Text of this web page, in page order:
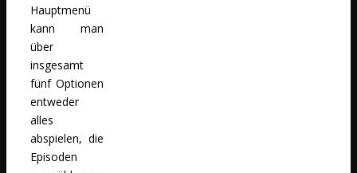
Hauptmenü
kann man
über
insgesamt
fünf Optionen
entweder
alles
abspielen, die
Episoden